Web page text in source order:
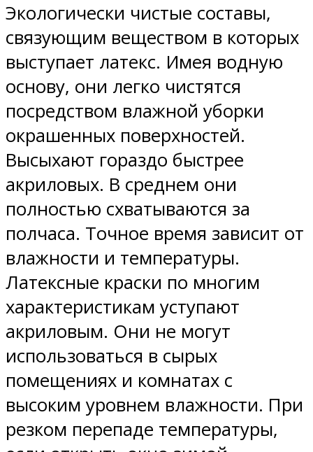
Экологически чистые составы,
связующим веществом в которых
выступает латекс. Имея водную
основу, они легко чистятся
посредством влажной уборки
окрашенных поверхностей.
Высыхают гораздо быстрее
акриловых. В среднем они
полностью схватываются за
полчаса. Точное время зависит от
влажности и температуры.
Латексные краски по многим
характеристикам уступают
акриловым. Они не могут
использоваться в сырых
помещениях и комнатах с
высоким уровнем влажности. При
резком перепаде температуры,